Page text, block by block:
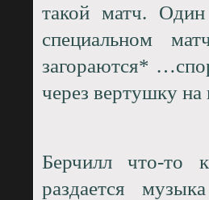
такой матч.
специальном
загораются*
через вертушку на
Берчилл что-то
раздается